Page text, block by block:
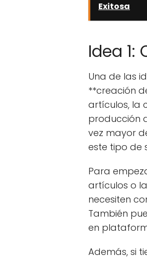
Exitosa
Idea
Una de las
**creación
artículos, la
producción
vez mayor
este tipo de
Para
artículos o
necesiten
También
en
Además, si